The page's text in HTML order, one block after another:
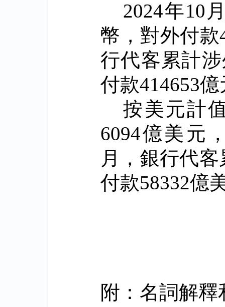
2024年10
幣，對外付款
行代客累計
付款414653
按美元計
6094億美元
月，銀行代
付款58332億
附：名詞解